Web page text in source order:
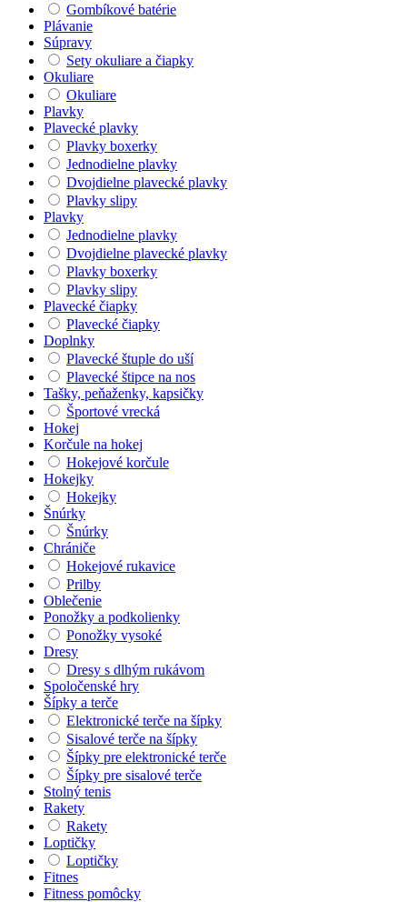
Gombíkové batérie
Plávanie
Súpravy
Sety okuliare a čiapky
Okuliare
Okuliare
Plavky
Plavecké plavky
Plavky boxerky
Jednodielne plavky
Dvojdielne plavecké plavky
Plavky slipy
Plavky
Jednodielne plavky
Dvojdielne plavecké plavky
Plavky boxerky
Plavky slipy
Plavecké čiapky
Plavecké čiapky
Doplnky
Plavecké štuple do uší
Plavecké štipce na nos
Tašky, peňaženky, kapsičky
Športové vrecká
Hokej
Korčule na hokej
Hokejové korčule
Hokejky
Hokejky
Šnúrky
Šnúrky
Chrániče
Hokejové rukavice
Prilby
Oblečenie
Ponožky a podkolienky
Ponožky vysoké
Dresy
Dresy s dlhým rukávom
Spoločenské hry
Šípky a terče
Elektronické terče na šípky
Sisalové terče na šípky
Šípky pre elektronické terče
Šípky pre sisalové terče
Stolný tenis
Rakety
Rakety
Loptičky
Loptičky
Fitnes
Fitness pomôcky